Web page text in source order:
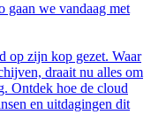
gaan we vandaag met
op zijn kop gezet. Waar
draait nu alles om
Ontdek hoe de cloud
en uitdagingen dit